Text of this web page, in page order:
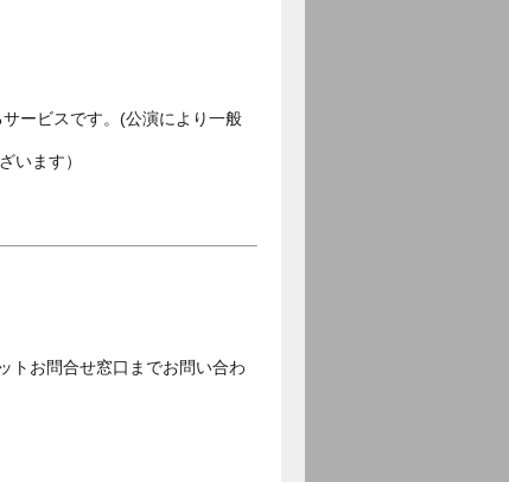
ービスです。(公演により一般
います）
トお問合せ窓口までお問い合わ